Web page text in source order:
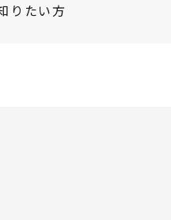
りたい方